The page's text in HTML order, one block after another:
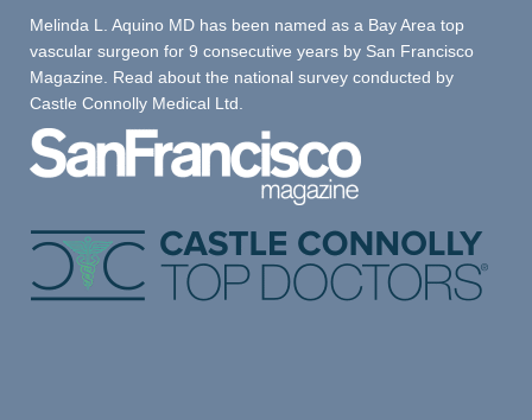
Melinda L. Aquino MD has been named as a Bay Area top
vascular surgeon for 9 consecutive years by San Francisco
Magazine. Read about the national survey conducted by
Castle Connolly Medical Ltd.